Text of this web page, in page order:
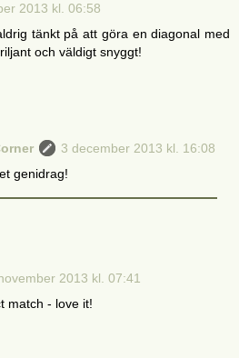
2013 kl. 06:58
tänkt på att göra en diagonal med
och väldigt snyggt!
3 december 2013 kl. 16:08
genidrag!
2013 kl. 07:41
match - love it!